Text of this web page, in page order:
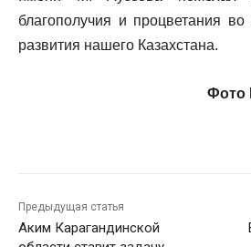
благополучия и процветания во
развития нашего Казахстана.
Фото
Предыдущая статья
Аким Карагандинской